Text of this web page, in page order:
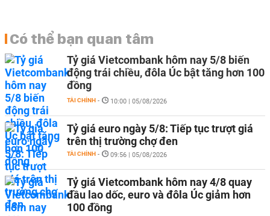
Có thể bạn quan tâm
Tỷ giá Vietcombank hôm nay 5/8 biến
động trái chiều, đôla Úc bật tăng hơn 100
đồng
TÀI CHÍNH - 10:00 | 05/08/2026
Tỷ giá euro ngày 5/8: Tiếp tục trượt giá
trên thị trường chợ đen
TÀI CHÍNH - 09:56 | 05/08/2026
Tỷ giá Vietcombank hôm nay 4/8 quay
đầu lao dốc, euro và đôla Úc giảm hơn
100 đồng